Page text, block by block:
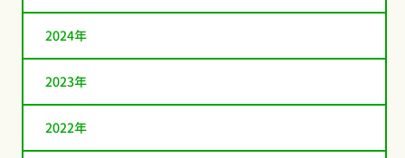
2024年
2023年
2022年